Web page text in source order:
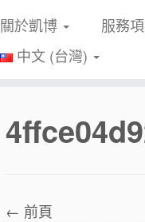
關於凱博 服務
中文 (台灣)
← 前頁